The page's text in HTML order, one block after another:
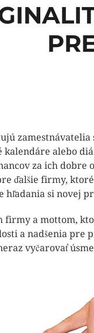
zamestnávatelia
kalendáre alebo
za ich
ďalšie firmy,
hľadania si novej
firmy a mottom,
a nadšenia pre
vyčarovať